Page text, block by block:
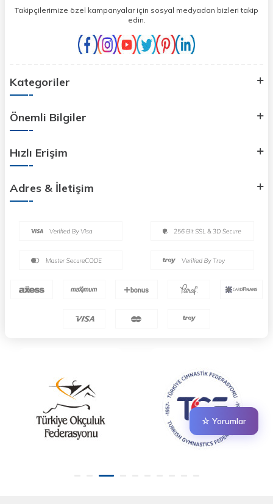
☆ Yorumlar
Takipçilerimize özel kampanyalar için sosyal medyadan bizleri takip
edin.
Kategoriler
Önemli Bilgiler
Hızlı Erişim
Adres & İletişim